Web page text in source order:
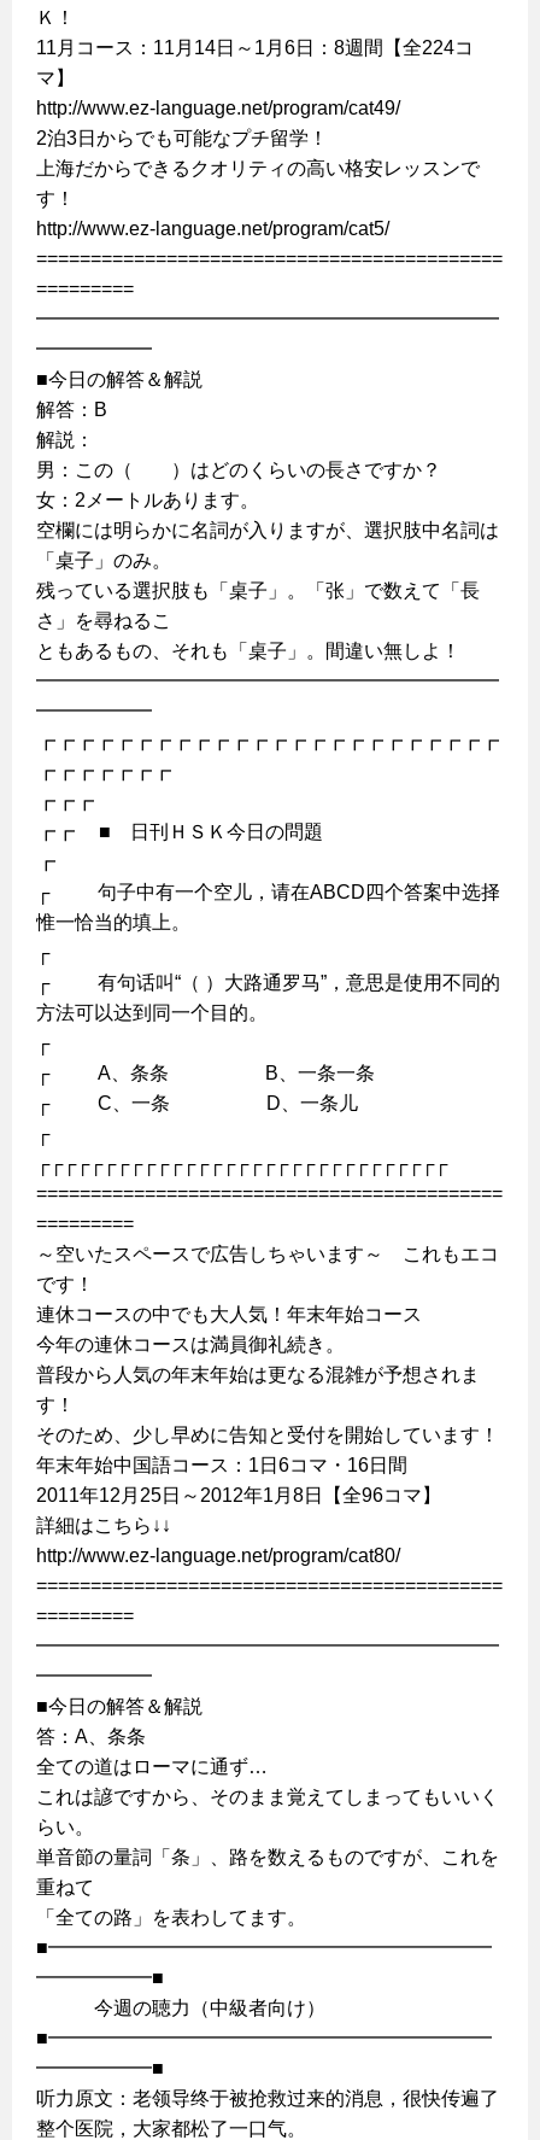
Ｋ！
11月コース：11月14日～1月6日：8週間【全224コ
マ】
http://www.ez-language.net/program/cat49/
2泊3日からでも可能なプチ留学！
上海だからできるクオリティの高い格安レッスンで
す！
http://www.ez-language.net/program/cat5/
===========================================
=========
━━━━━━━━━━━━━━━━━━━━━━━━
━━━━━━
■今日の解答＆解説
解答：B
解説：
男：この（ ）はどのくらいの長さですか？
女：2メートルあります。
空欄には明らかに名詞が入りますが、選択肢中名詞は
「桌子」のみ。
残っている選択肢も「桌子」。「张」で数えて「長
さ」を尋ねるこ
ともあるもの、それも「桌子」。間違い無しよ！
━━━━━━━━━━━━━━━━━━━━━━━━
━━━━━━
┏┏┏┏┏┏┏┏┏┏┏┏┏┏┏┏┏┏┏┏┏┏┏┏
┏┏┏┏┏┏┏
┏┏┏
┏┏ ■ 日刊ＨＳＫ今日の問題
┏
┌ 句子中有一个空儿，请在ABCD四个答案中选择
惟一恰当的填上。
┌
┌ 有句话叫“（ ）大路通罗马”，意思是使用不同的
方法可以达到同一个目的。
┌
┌ A、条条 B、一条一条
┌ C、一条 D、一条儿
┌
┌┌┌┌┌┌┌┌┌┌┌┌┌┌┌┌┌┌┌┌┌┌┌┌┌┌┌┌┌┌┌
===========================================
=========
～空いたスペースで広告しちゃいます～ これもエコ
です！
連休コースの中でも大人気！年末年始コース
今年の連休コースは満員御礼続き。
普段から人気の年末年始は更なる混雑が予想されま
す！
そのため、少し早めに告知と受付を開始しています！
年末年始中国語コース：1日6コマ・16日間
2011年12月25日～2012年1月8日【全96コマ】
詳細はこちら↓↓
http://www.ez-language.net/program/cat80/
===========================================
=========
━━━━━━━━━━━━━━━━━━━━━━━━
━━━━━━
■今日の解答＆解説
答：A、条条
全ての道はローマに通ず…
これは諺ですから、そのまま覚えてしまってもいいく
らい。
単音節の量詞「条」、路を数えるものですが、これを
重ねて
「全ての路」を表わしてます。
■━━━━━━━━━━━━━━━━━━━━━━━
━━━━━━■
今週の聴力（中級者向け）
■━━━━━━━━━━━━━━━━━━━━━━━
━━━━━━■
听力原文：老领导终于被抢救过来的消息，很快传遍了
整个医院，大家都松了一口气。